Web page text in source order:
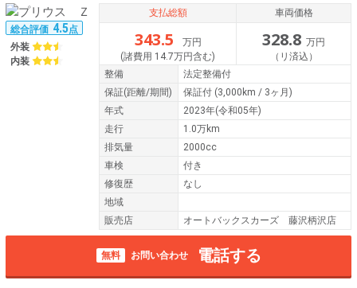
総合評価 4.5点
外装
内装
支払総額
343.5
万円
(諸費用 14.7万円含む)
車両価格
328.8 万円
（リ済込）
整備
法定整備付
保証(距離/期間) 保証付 (3,000km / 3ヶ月)
年式
2023年(令和05年)
走行
1.0万km
排気量
2000cc
車検
付き
修復歴
なし
地域
販売店
オートバックスカーズ 藤沢柄沢店
無料 お問い合わせ 電話する